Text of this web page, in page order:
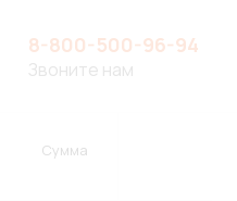
8-800-500-96-94
Звоните нам
Сумма